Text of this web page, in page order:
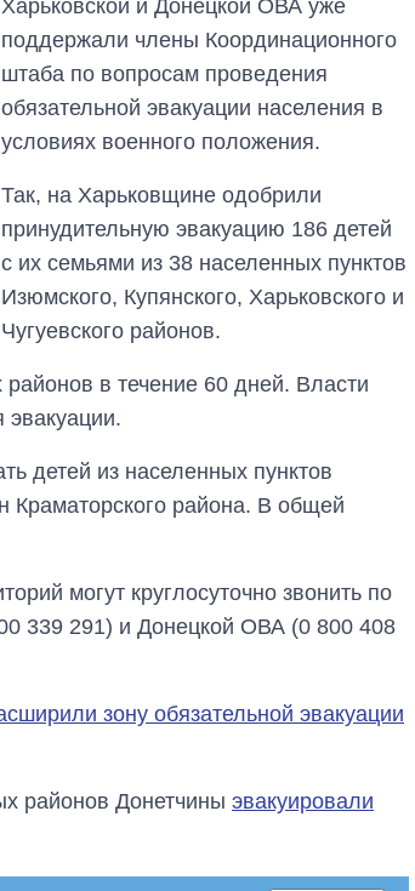
Харьковской и Донецкой ОВА уже
поддержали члены Координационного
штаба по вопросам проведения
обязательной эвакуации населения в
условиях военного положения.
Так, на Харьковщине одобрили
принудительную эвакуацию 186 детей
с их семьями из 38 населенных пунктов
Изюмского, Купянского, Харьковского и
Чугуевского районов.
в течение 60 дней. Власти
детей из населенных пунктов
Краматорского района. В общей
могут круглосуточно звонить по
339 291) и Донецкой ОВА (0 800 408
зону обязательной эвакуации
районов Донетчины эвакуировали
Как изменился
бюджет
Министерства
обороны за 13
войны с россией